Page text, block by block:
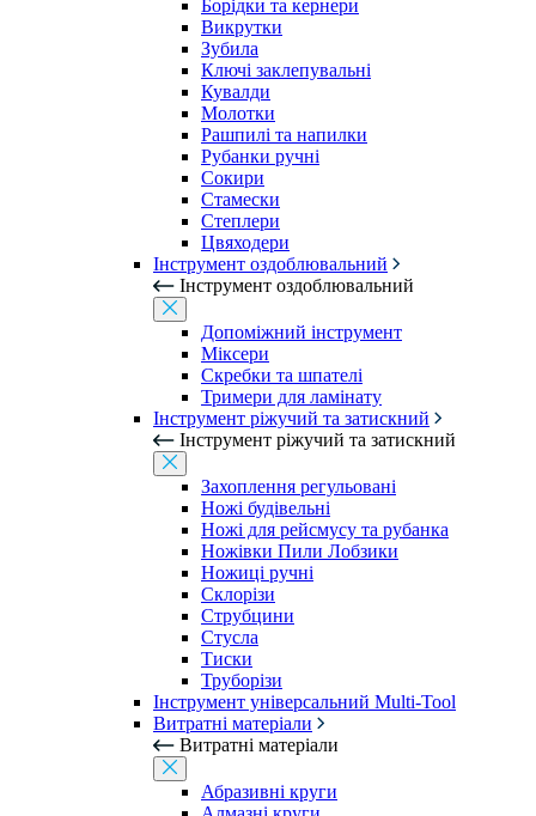
Борідки та кернери
Викрутки
Зубила
Ключі заклепувальні
Кувалди
Молотки
Рашпилі та напилки
Рубанки ручні
Сокири
Стамески
Степлери
Цвяходери
Інструмент оздоблювальний
Інструмент оздоблювальний
Допоміжний інструмент
Міксери
Скребки та шпателі
Тримери для ламінату
Інструмент ріжучий та затискний
Інструмент ріжучий та затискний
Захоплення регульовані
Ножі будівельні
Ножі для рейсмусу та рубанка
Ножівки Пили Лобзики
Ножиці ручні
Склорізи
Струбцини
Стусла
Тиски
Труборізи
Інструмент універсальний Multi-Tool
Витратні матеріали
Витратні матеріали
Абразивні круги